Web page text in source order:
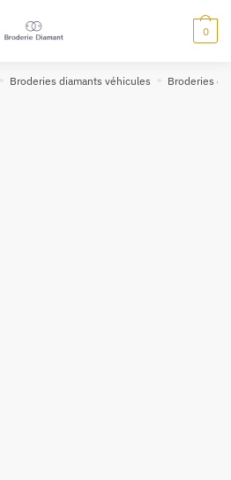
0
Broderies diamants véhicules Broderies